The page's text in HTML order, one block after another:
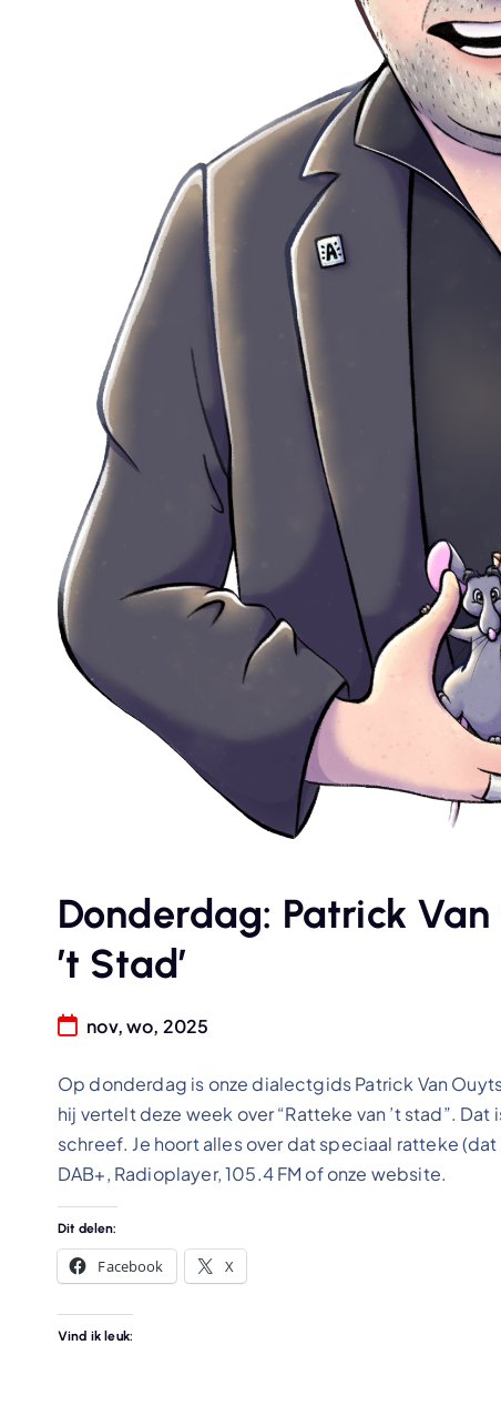
Donderdag: Patrick
’t Stad’
nov, wo, 2025
Op donderdag is onze dialectgids Patrick Van
hij vertelt deze week over “Ratteke van ’t stad”.
schreef. Je hoort alles over dat speciaal ratteke
DAB+, Radioplayer, 105.4 FM of onze website.
Dit delen:
Facebook X
Vind ik leuk: